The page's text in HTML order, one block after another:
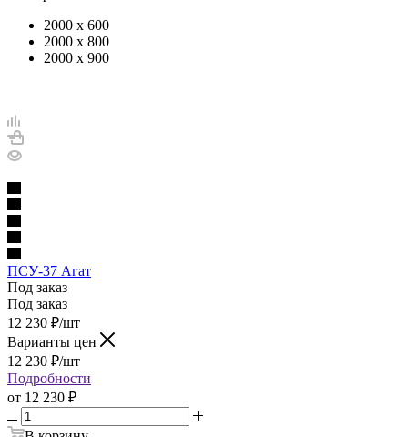
2000 х 600
2000 х 800
2000 х 900
ПСУ-37 Агат
Под заказ
Под заказ
12 230 ₽/шт
Варианты цен
12 230 ₽/шт
Подробности
от 12 230 ₽